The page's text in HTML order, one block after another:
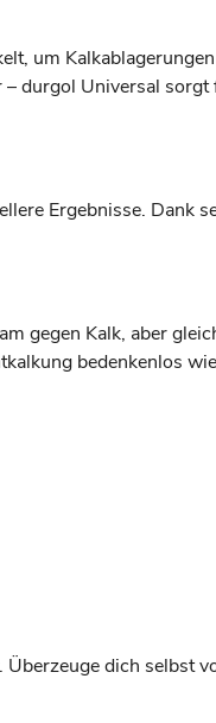
um
durgol Universal
Ergebnisse. Dank
gegen Kalk, aber
bedenkenlos
dich selbst